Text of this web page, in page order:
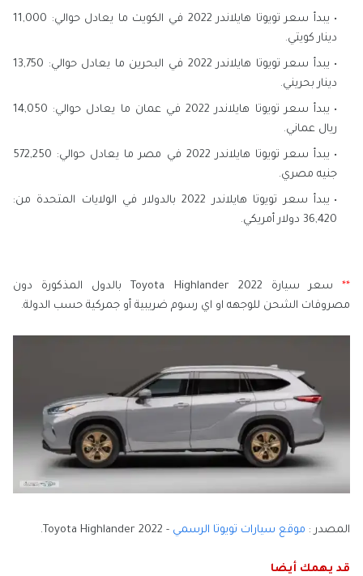
يبدأ سعر تويوتا هايلاندر 2022 في الكويت ما يعادل حوالي: 11,000
دينار كويتي.
يبدأ سعر تويوتا هايلاندر 2022 في البحرين ما يعادل حوالي: 13,750
دينار بحريني.
يبدأ سعر تويوتا هايلاندر 2022 في عمان ما يعادل حوالي: 14,050
ريال عماني.
يبدأ سعر تويوتا هايلاندر 2022 في مصر ما يعادل حوالي: 572,250
جنيه مصري.
يبدأ سعر تويوتا هايلاندر 2022 بالدولار في الولايات المتحدة من:
36,420 دولار أمريكي.
**
سعر سيارة Toyota Highlander 2022 بالدول المذكورة دون
مصروفات الشحن للوجهه او اي رسوم ضريبية أو جمركية حسب الدولة.
المصدر : موقع سيارات تويوتا الرسمي - 2022 Toyota Highlander.
قد يهمك أيضا